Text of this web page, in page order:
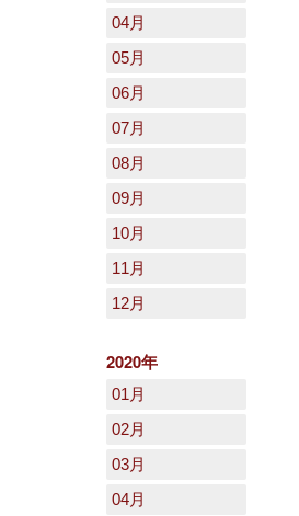
04月
05月
06月
07月
08月
09月
10月
11月
12月
2020年
01月
02月
03月
04月